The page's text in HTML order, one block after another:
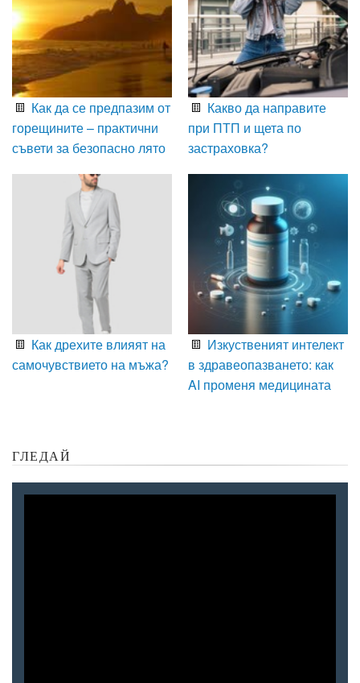
Как да се предпазим от
горещините – практични
съвети за безопасно лято
Какво да направите
при ПТП и щета по
застраховка?
Как дрехите влияят на
самочувствието на мъжа?
Изкуственият интелект
в здравеопазването: как
AI променя медицината
ГЛЕДАЙ